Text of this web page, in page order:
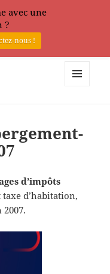
d’impôts
d’habitation,
avec une
?
nous !